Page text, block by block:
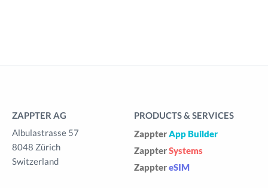
ZAPPTER AG
Albulastrasse 57
8048 Zürich
Switzerland
PRODUCTS & SERVICES
ZappterApp Builder
ZappterSystems
ZapptereSIM